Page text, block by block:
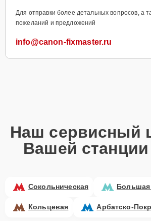
Для отправки более детальных вопросов, а
пожеланий и предложений
info@canon-fixmaster.ru
Наш сервисный
Вашей
Сокольническая Большая
Кольцевая Арбатско-